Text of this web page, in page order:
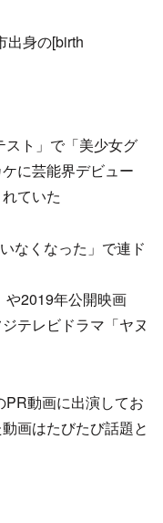
出身の[birth
ト」で「美少女グ
に芸能界デビュー
ていた
なくなった」で連ド
や2019年公開映画
テレビドラマ「ヤヌ
動画に出演してお
画はたびたび話題と